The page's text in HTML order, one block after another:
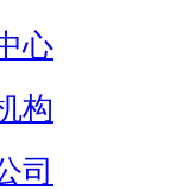
心
构
司